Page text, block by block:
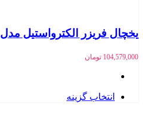
یخچال فریزر الکترواستیل مدل ES20
104,579,000 تومان
انتخاب گزینه